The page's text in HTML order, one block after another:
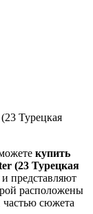
Турецкая
купить
(23 Турецкая
представляют
расположены
частью сюжета